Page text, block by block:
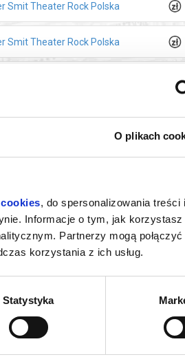
O plikach
, do spersonalizowania treści
Informacje o tym, jak
Partnerzy mogą połączyć
korzystania z ich usług.
Statystyka
Smit Theater Rock Polska
Smit Theater Rock Polska